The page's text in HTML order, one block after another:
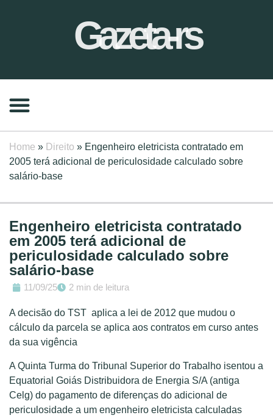
Gazeta-rs
Home » Direito » Engenheiro eletricista contratado em
2005 terá adicional de periculosidade calculado sobre
salário-base
Engenheiro eletricista contratado
em 2005 terá adicional de
periculosidade calculado sobre
salário-base
11/09/25 2 min de leitura
A decisão do TST aplica a lei de 2012 que mudou o
cálculo da parcela se aplica aos contratos em curso antes
da sua vigência
A Quinta Turma do Tribunal Superior do Trabalho isentou a
Equatorial Goiás Distribuidora de Energia S/A (antiga
Celg) do pagamento de diferenças do adicional de
periculosidade a um engenheiro eletricista calculadas